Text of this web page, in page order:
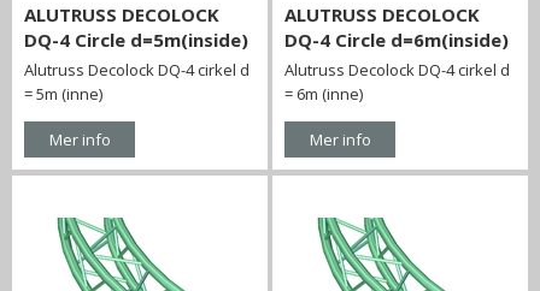
ALUTRUSS DECOLOCK
DQ-4 Circle d=5m(inside)
Alutruss Decolock DQ-4 cirkel d
= 5m (inne)
Mer info
ALUTRUSS DECOLOCK
DQ-4 Circle d=6m(inside)
Alutruss Decolock DQ-4 cirkel d
= 6m (inne)
Mer info